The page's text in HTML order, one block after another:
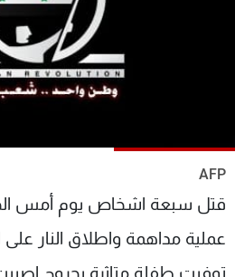
AFP
قتل سبعة اشخاص يوم أمس
عملية مداهمة واطلاق النار
الترددات
عن MTV
وظائف